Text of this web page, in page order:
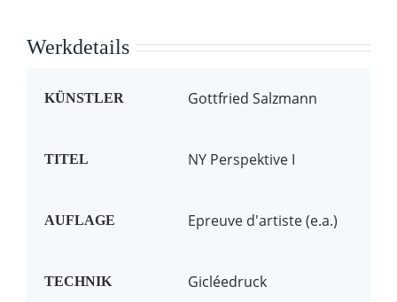
Werkdetails
KÜNSTLER Gottfried Salzmann
TITEL NY Perspektive I
AUFLAGE Epreuve d'artiste (e.a.)
TECHNIK Gicléedruck